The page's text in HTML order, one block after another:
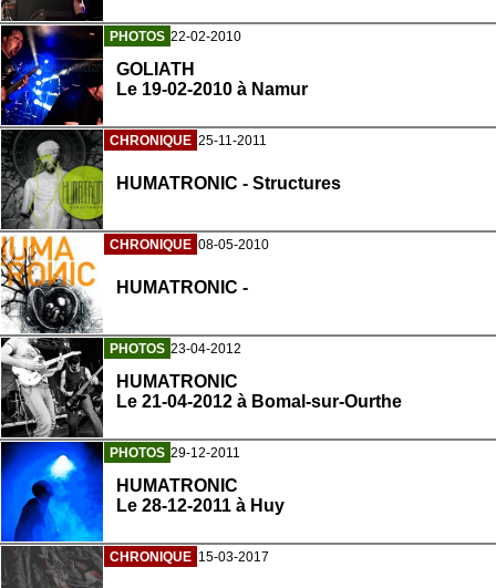
PHOTOS 22-02-2010
GOLIATH
Le 19-02-2010 à Namur
CHRONIQUE 25-11-2011
HUMATRONIC - Structures
CHRONIQUE 08-05-2010
HUMATRONIC -
PHOTOS 23-04-2012
HUMATRONIC
Le 21-04-2012 à Bomal-sur-Ourthe
PHOTOS 29-12-2011
HUMATRONIC
Le 28-12-2011 à Huy
CHRONIQUE 15-03-2017